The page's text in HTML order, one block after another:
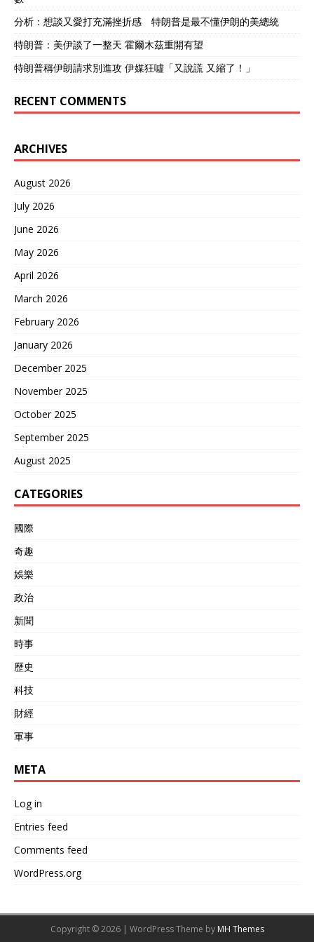
分析：想談又愛打充滿挫折感 特朗普是最不懂伊朗的美總統
特朗普：美伊談了一整天 霍爾木茲重開有望
特朗普稱伊朗請求別進攻 伊媒狂噓「又說謊 又縮了！」
RECENT COMMENTS
ARCHIVES
August 2026
July 2026
June 2026
May 2026
April 2026
March 2026
February 2026
January 2026
December 2025
November 2025
October 2025
September 2025
August 2025
CATEGORIES
國際
奇趣
娛樂
政治
新聞
時事
歷史
科技
財經
軍事
META
Log in
Entries feed
Comments feed
WordPress.org
Copyright © 2026 | WordPress Theme by MH Themes